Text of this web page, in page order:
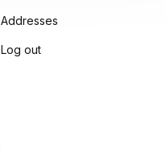
Addresses
Log out